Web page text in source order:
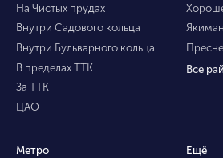
На Чистых прудах
Внутри Садового кольца
Внутри Бульварного кольца
В пределах ТТК
За ТТК
ЦАО
Все
Метро
Ещё